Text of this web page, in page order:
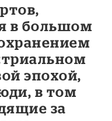
в большом
эпохой,
в том
за